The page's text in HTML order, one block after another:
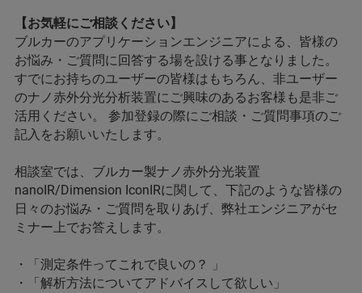
【お気軽にご相談ください】
ブルカーのアプリケーションエンジニアによる、皆様の
お悩み・ご質問に回答する場を設ける事となりました。
すでにお持ちのユーザーの皆様はもちろん、非ユーザー
のナノ赤外分光分析装置にご興味のあるお客様も是非ご
活用ください。 参加登録の際にご相談・ご質問事項のご
記入をお願いいたします。
相談室では、ブルカー製ナノ赤外分光装置
nanoIR/Dimension IconIRに関して、下記のような皆様の
日々のお悩み・ご質問を取りあげ、弊社エンジニアがセ
ミナー上でお答えします。
・「測定条件ってこれで良いの？ 」
・「解析方法についてアドバイスして欲しい」